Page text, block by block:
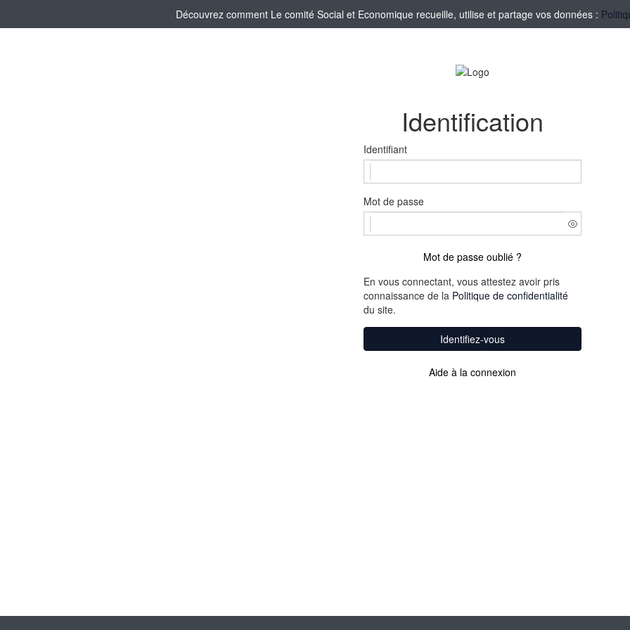
Découvrez comment Le comité Social et Economique recueille, utilise et partage vos données :
Identification
Identifiant
Mot de passe
Mot de passe oublié ?
En vous connectant, vous attestez avoir pris
connaissance de la Politique de confidentialité
du site.
Identifiez-vous
Aide à la connexion